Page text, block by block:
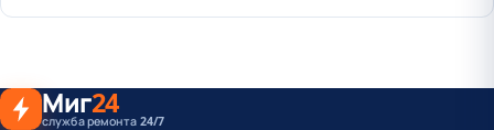
Миг24
служба ремонта 24/7